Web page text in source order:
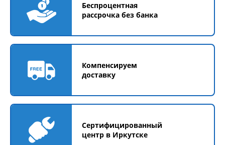
Беспроцентная
рассрочка без банка
Компенсируем
доставку
Сертифицированный
центр в Иркутске